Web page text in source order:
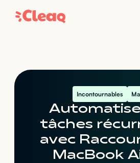
Incontournables
tâches
avec
MacBook